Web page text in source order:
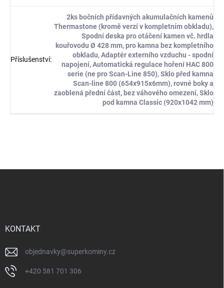
Příslušenství:
2ks bočních přídavných akumulačních kamenů
Thermastone (kromě verzí v kompletním obkladu),
Spodní deska pro otáčení kamen vč. hrdla
kouřovodu Ø 428 mm, pro kamna bez kompletního
obkladu, Adaptér externího vzduchu - spodní
napojení, Automatická regulace hoření HAC 800
serie (ne pro Scan-Line 850), Sklo před kamna
Scan-line 800 (654x915x6mm), rovné boky a
zaoblená přední část, bez váhového omezení, Sklo
pod kamna Classic (920x1042 mm)
KONTAKT
objednavky@superkominy.cz
+420 581 701 306